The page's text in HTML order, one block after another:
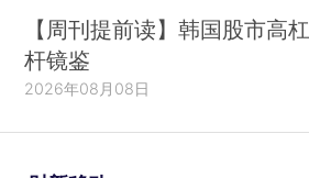
【周刊提前读】韩国股市高杠
杆镜鉴
2026年08月08日